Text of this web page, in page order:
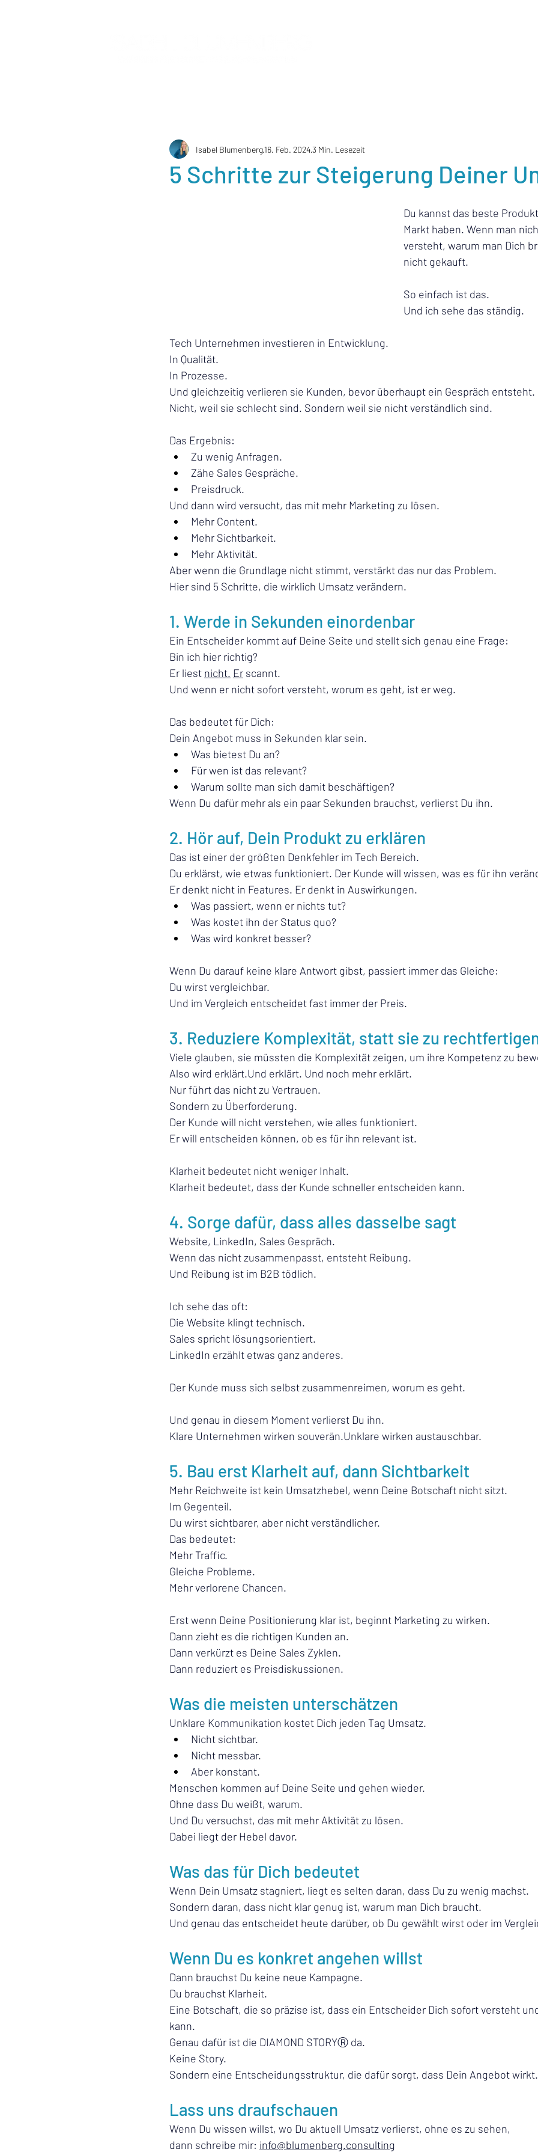
5 Schritte zur Steigerung Deiner
Isabel Blumenberg16. Feb. 20243 Min. Lesezeit
Du kannst das beste
Markt haben. Wenn man
versteht, warum man Dich
nicht gekauft.
So einfach ist das.
Und ich sehe das ständig.
Tech Unternehmen investieren in Entwicklung.
In Qualität.
In Prozesse.
Und gleichzeitig verlieren sie Kunden, bevor überhaupt ein Gespräch entsteht.
Nicht, weil sie schlecht sind. Sondern weil sie nicht verständlich sind.
Das Ergebnis:
Zu wenig Anfragen.
Zähe Sales Gespräche.
Preisdruck.
Und dann wird versucht, das mit mehr Marketing zu lösen.
Mehr Content.
Mehr Sichtbarkeit.
Mehr Aktivität.
Aber wenn die Grundlage nicht stimmt, verstärkt das nur das Problem.
Hier sind 5 Schritte, die wirklich Umsatz verändern.
1. Werde in Sekunden einordenbar
Ein Entscheider kommt auf Deine Seite und stellt sich genau eine Frage:
Bin ich hier richtig?
Er liest nicht. Er scannt.
Und wenn er nicht sofort versteht, worum es geht, ist er weg.
Das bedeutet für Dich:
Dein Angebot muss in Sekunden klar sein.
Was bietest Du an?
Für wen ist das relevant?
Warum sollte man sich damit beschäftigen?
Wenn Du dafür mehr als ein paar Sekunden brauchst, verlierst Du ihn.
2. Hör auf, Dein Produkt zu erklären
Das ist einer der größten Denkfehler im Tech Bereich.
Du erklärst, wie etwas funktioniert. Der Kunde will wissen, was es für ihn
Er denkt nicht in Features. Er denkt in Auswirkungen.
Was passiert, wenn er nichts tut?
Was kostet ihn der Status quo?
Was wird konkret besser?
Wenn Du darauf keine klare Antwort gibst, passiert immer das Gleiche:
Du wirst vergleichbar.
Und im Vergleich entscheidet fast immer der Preis.
3. Reduziere Komplexität, statt sie zu
Viele glauben, sie müssten die Komplexität zeigen, um ihre Kompetenz zu
Also wird erklärt.Und erklärt. Und noch mehr erklärt.
Nur führt das nicht zu Vertrauen.
Sondern zu Überforderung.
Der Kunde will nicht verstehen, wie alles funktioniert.
Er will entscheiden können, ob es für ihn relevant ist.
Klarheit bedeutet nicht weniger Inhalt.
Klarheit bedeutet, dass der Kunde schneller entscheiden kann.
4. Sorge dafür, dass alles dasselbe sagt
Website, LinkedIn, Sales Gespräch.
Wenn das nicht zusammenpasst, entsteht Reibung.
Und Reibung ist im B2B tödlich.
Ich sehe das oft:
Die Website klingt technisch.
Sales spricht lösungsorientiert.
LinkedIn erzählt etwas ganz anderes.
Der Kunde muss sich selbst zusammenreimen, worum es geht.
Und genau in diesem Moment verlierst Du ihn.
Klare Unternehmen wirken souverän.Unklare wirken austauschbar.
5. Bau erst Klarheit auf, dann Sichtbarkeit
Mehr Reichweite ist kein Umsatzhebel, wenn Deine Botschaft nicht sitzt.
Im Gegenteil.
Du wirst sichtbarer, aber nicht verständlicher.
Das bedeutet:
Mehr Traffic.
Gleiche Probleme.
Mehr verlorene Chancen.
Erst wenn Deine Positionierung klar ist, beginnt Marketing zu wirken.
Dann zieht es die richtigen Kunden an.
Dann verkürzt es Deine Sales Zyklen.
Dann reduziert es Preisdiskussionen.
Was die meisten unterschätzen
Unklare Kommunikation kostet Dich jeden Tag Umsatz.
Nicht sichtbar.
Nicht messbar.
Aber konstant.
Menschen kommen auf Deine Seite und gehen wieder.
Ohne dass Du weißt, warum.
Und Du versuchst, das mit mehr Aktivität zu lösen.
Dabei liegt der Hebel davor.
Was das für Dich bedeutet
Wenn Dein Umsatz stagniert, liegt es selten daran, dass Du zu wenig machst.
Sondern daran, dass nicht klar genug ist, warum man Dich braucht.
Und genau das entscheidet heute darüber, ob Du gewählt wirst oder im
Wenn Du es konkret angehen willst
Dann brauchst Du keine neue Kampagne.
Du brauchst Klarheit.
Eine Botschaft, die so präzise ist, dass ein Entscheider Dich sofort versteht
kann.
Genau dafür ist die DIAMOND STORYⓇ da.
Keine Story.
Sondern eine Entscheidungsstruktur, die dafür sorgt, dass Dein Angebot wirkt.
Lass uns draufschauen
Wenn Du wissen willst, wo Du aktuell Umsatz verlierst, ohne es zu sehen,
dann schreibe mir: info@blumenberg.consulting